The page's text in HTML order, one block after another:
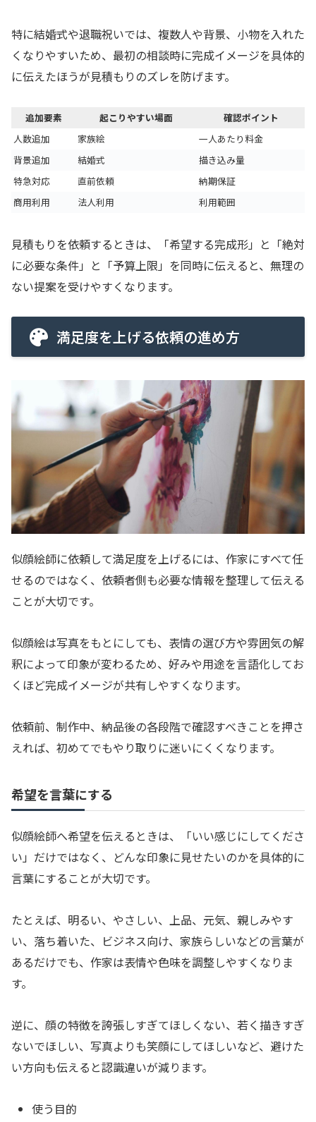
特に結婚式や退職祝いでは、複数人や背景、小物を入れた
くなりやすいため、最初の相談時に完成イメージを具体的
に伝えたほうが見積もりのズレを防げます。
追加要素 起こりやすい場面
確認ポイント
人数追加
家族絵
一人あたり料金
背景追加
結婚式
描き込み量
特急対応
直前依頼
納期保証
商用利用
法人利用 利用範囲
見積もりを依頼するときは、「希望する完成形」と「絶対
に必要な条件」と「予算上限」を同時に伝えると、無理の
ない提案を受けやすくなります。
満足度を上げる依頼の進め方
似顔絵師に依頼して満足度を上げるには、作家にすべて任
せるのではなく、依頼者側も必要な情報を整理して伝える
ことが大切です。
似顔絵は写真をもとにしても、表情の選び方や雰囲気の解
釈によって印象が変わるため、好みや用途を言語化してお
くほど完成イメージが共有しやすくなります。
依頼前、制作中、納品後の各段階で確認すべきことを押さ
えれば、初めてでもやり取りに迷いにくくなります。
希望を言葉にする
似顔絵師へ希望を伝えるときは、「いい感じにしてくださ
い」だけではなく、どんな印象に見せたいのかを具体的に
言葉にすることが大切です。
たとえば、明るい、やさしい、上品、元気、親しみやす
い、落ち着いた、ビジネス向け、家族らしいなどの言葉が
あるだけでも、作家は表情や色味を調整しやすくなりま
す。
逆に、顔の特徴を誇張しすぎてほしくない、若く描きすぎ
ないでほしい、写真よりも笑顔にしてほしいなど、避けた
い方向も伝えると認識違いが減ります。
使う目的